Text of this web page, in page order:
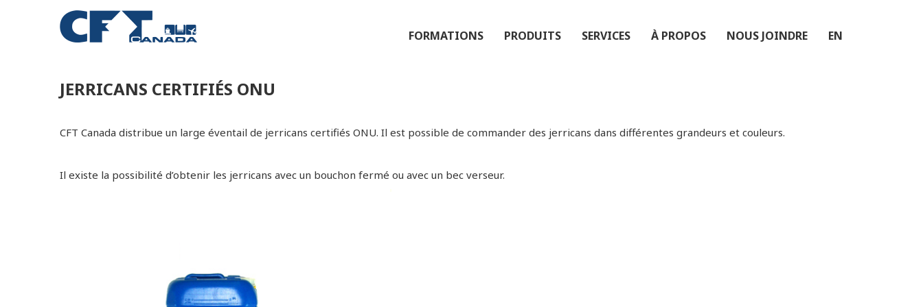
FORMATIONS PRODUITS SERVICES À PROPOS NOUS JOINDRE EN
JERRICANS CERTIFIÉS ONU
CFT Canada distribue un large éventail de jerricans certifiés ONU. Il est possible de commander des jerricans dans différentes grandeurs et couleurs.
Il existe la possibilité d’obtenir les jerricans avec un bouchon fermé ou avec un bec verseur.